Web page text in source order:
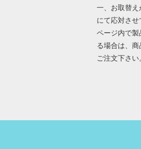
一、お取替え
にて応対さ
ページ内で
る場合は、
ご注文下さい